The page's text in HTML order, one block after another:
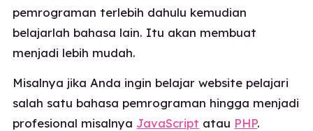
pemrograman terlebih dahulu kemudian
belajarlah bahasa lain. Itu akan membuat
menjadi lebih mudah.
Misalnya jika Anda ingin belajar website pelajari
salah satu bahasa pemrograman hingga menjadi
profesional misalnya JavaScript atau PHP.